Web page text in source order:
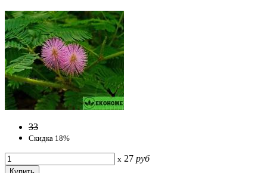
33
Скидка 18%
x 27 руб